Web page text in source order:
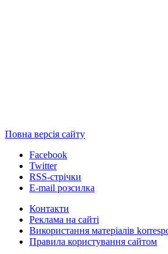
Повна версія сайту
Facebook
Twitter
RSS-стрічки
E-mail розсилка
Контакти
Реклама на сайті
Використання матеріалів
Правила користування сайтом